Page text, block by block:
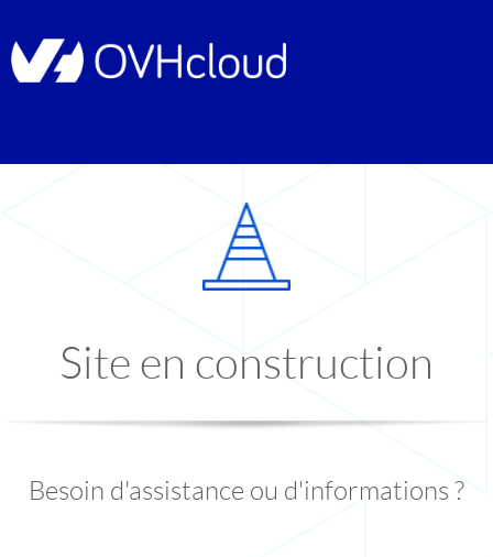
Site en construction
Besoin d'assistance ou d'informations ?